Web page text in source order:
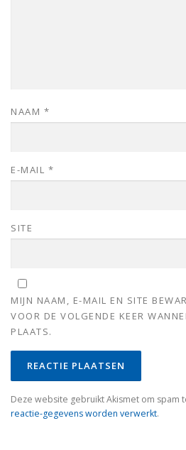
NAAM *
E-MAIL *
SITE
MIJN NAAM, E-MAIL EN SITE
VOOR DE VOLGENDE KEER
PLAATS.
Deze website gebruikt Akismet om spam
reactie-gegevens worden verwerkt.